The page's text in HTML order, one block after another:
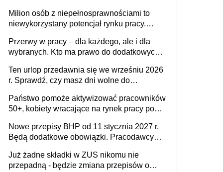
Milion osób z niepełnosprawnościami to
niewykorzystany potencjał rynku pracy.
dofinansowań czy refundacji, ale bariery po
stronie systemu i świadomości
pracodawców [WYWIAD]
Przerwy w pracy – dla każdego, ale i dla
wybranych. Kto ma prawo do dodatkowych
Ten urlop przedawnia się we wrześniu 2026
r. Sprawdź, czy masz dni wolne do
Państwo pomoże aktywizować pracowników
50+, kobiety wracające na rynek pracy po
osoby neuroatypowe. Powstanie Fundusz
na rzecz Inkluzywności w Zatrudnianiu?
Nowe przepisy BHP od 11 stycznia 2027 r.
Będą dodatkowe obowiązki. Pracodawcy
Już żadne składki w ZUS nikomu nie
przepadną - będzie zmiana przepisów o